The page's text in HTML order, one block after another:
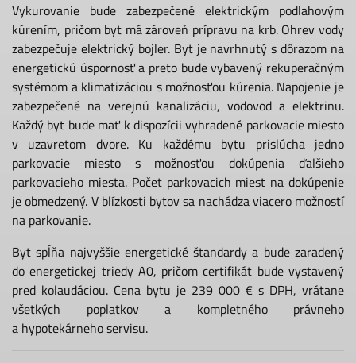
Vykurovanie bude zabezpečené elektrickým podlahovým
kúrením, pričom byt má zároveň prípravu na krb. Ohrev vody
zabezpečuje elektrický bojler. Byt je navrhnutý s dôrazom na
energetickú úspornosť a preto bude vybavený rekuperačným
systémom a klimatizáciou s možnosťou kúrenia. Napojenie je
zabezpečené na verejnú kanalizáciu, vodovod a elektrinu.
Každý byt bude mať k dispozícii vyhradené parkovacie miesto
v uzavretom dvore. Ku každému bytu prislúcha jedno
parkovacie miesto s možnosťou dokúpenia ďalšieho
parkovacieho miesta. Počet parkovacich miest na dokúpenie
je obmedzený. V blízkosti bytov sa nachádza viacero možností
na parkovanie.
Byt spĺňa najvyššie energetické štandardy a bude zaradený
do energetickej triedy A0, pričom certifikát bude vystavený
pred kolaudáciou. Cena bytu je 239 000 € s DPH, vrátane
všetkých poplatkov a kompletného právneho
a hypotekárneho servisu.